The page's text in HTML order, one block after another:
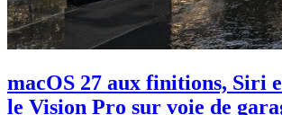
macOS 27 aux finitions, Siri
le Vision Pro sur voie de